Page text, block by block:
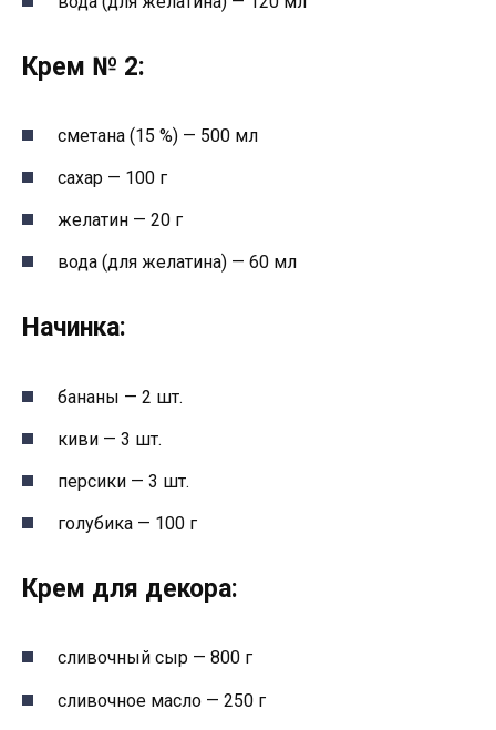
Крем № 2:
сметана (15 %) — 500 мл
сахар — 100 г
желатин — 20 г
вода (для желатина) — 60 мл
Начинка:
бананы — 2 шт.
киви — 3 шт.
персики — 3 шт.
голубика — 100 г
Крем для декора:
сливочный сыр — 800 г
сливочное масло — 250 г